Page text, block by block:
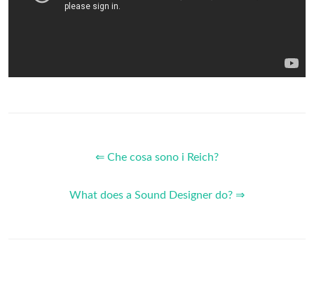
⇐ Che cosa sono i Reich?
What does a Sound Designer do? ⇒